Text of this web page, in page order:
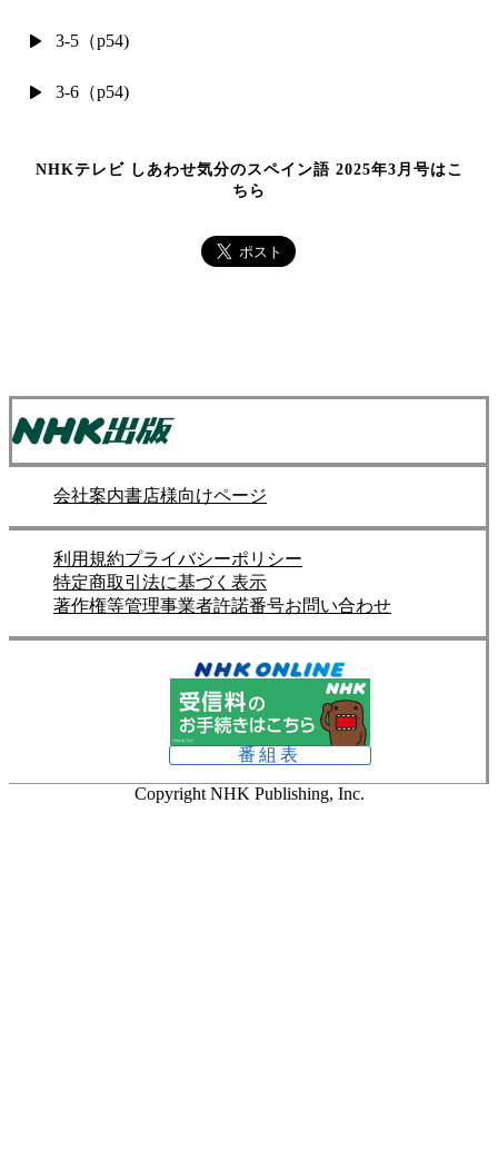
3-5（p54)
3-6（p54)
NHKテレビ しあわせ気分のスペイン語 2025年3月号はこ
ちら
会社案内書店様向けページ
利用規約プライバシーポリシー
特定商取引法に基づく表示
著作権等管理事業者許諾番号お問い合わせ
番組表
Copyright NHK Publishing, Inc.